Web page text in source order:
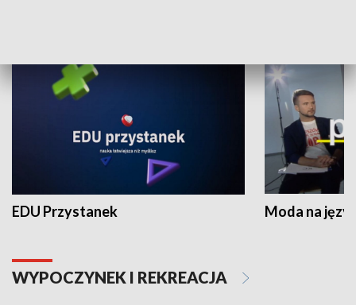
EDU Przystanek Moda na
WYPOCZYNEK I REKREACJA